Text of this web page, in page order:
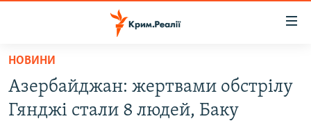
Перейти
основного
матеріалу
НОВИНИ
ВОДА.КРИМ
НОВИНИ
Азербайджан: жертвами обстрілу
Гянджі стали 8 людей, Баку